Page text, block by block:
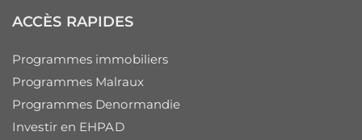
ACCÈS RAPIDES
Programmes immobiliers
Programmes Malraux
Programmes Denormandie
Investir en EHPAD